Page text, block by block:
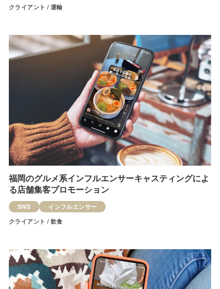
クライアント / 運輸
福岡のグルメ系インフルエンサーキャスティングによ
る店舗集客プロモーション
SNS
インフルエンサー
クライアント / 飲食